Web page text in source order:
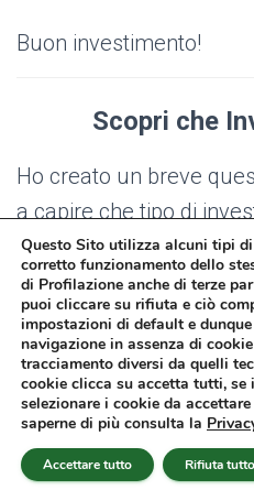
Buon investimento!
Scopri che
Ho creato un breve
a capire che tipo di
guiderò verso i
base alla tua situazione
>> Inizia
Davide
Questo Sito utilizza alcuni tipi
corretto funzionamento dello
di Profilazione anche di terze
puoi cliccare su rifiuta e ciò
impostazioni di default e
navigazione in assenza di
tracciamento diversi da quelli
cookie clicca su accetta tutti, se
selezionare i cookie da
saperne di più consulta la
Accettare tutto Rifiuta tutto